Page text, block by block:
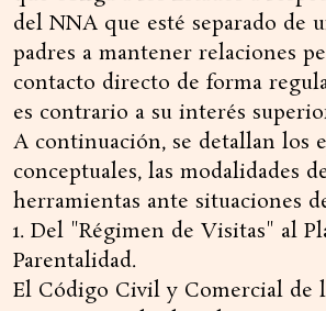
del NNA que esté separado de
padres a mantener relaciones
contacto directo de forma
es contrario a su interés
A continuación, se detallan los
conceptuales, las modalidades
herramientas ante situaciones
1. Del "Régimen de Visitas" al
Parentalidad.
El Código Civil y Comercial de